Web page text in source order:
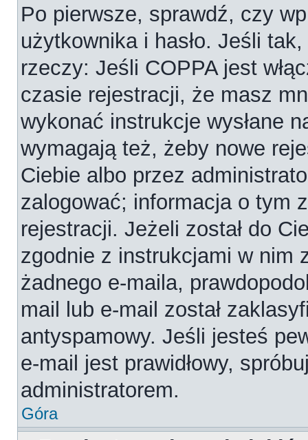
Po pierwsze, sprawdź, czy
użytkownika i hasło. Jeśli
rzeczy: Jeśli COPPA jest
czasie rejestracji, że masz
wykonać instrukcje wysłane
wymagają też, żeby nowe
Ciebie albo przez
zalogować; informacja o tym
rejestracji. Jeżeli został do
zgodnie z instrukcjami w nim
żadnego e-maila,
mail lub e-mail został
antyspamowy. Jeśli jesteś
e-mail jest prawidłowy,
administratorem.
Góra